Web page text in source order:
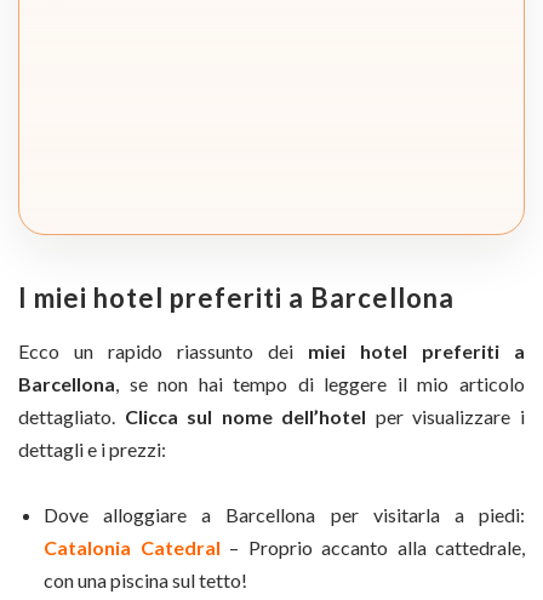
I miei hotel preferiti a Barcellona
Ecco un rapido riassunto dei miei hotel preferiti a
Barcellona, se non hai tempo di leggere il mio articolo
dettagliato. Clicca sul nome dell’hotel per visualizzare i
dettagli e i prezzi:
Dove alloggiare a Barcellona per visitarla a piedi:
Catalonia Catedral – Proprio accanto alla cattedrale,
con una piscina sul tetto!